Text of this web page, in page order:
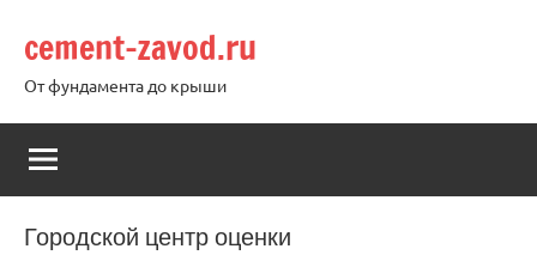
содержимому
cement-zavod.ru
От фундамента до крыши
Городской центр оценки